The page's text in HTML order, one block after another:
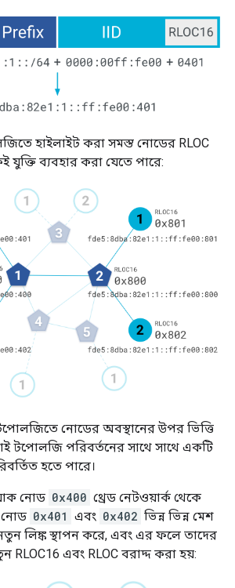
হাইলাইট করা সমস্ত নোডের RLOC
যুক্তি ব্যবহার করা যেতে পারে:
নোডের অবস্থানের উপর ভিত্তি
টপোলজি পরিবর্তনের সাথে সাথে একটি
হতে পারে।
নোড 0x400 থ্রেড নেটওয়ার্ক থেকে
নোড 0x401 এবং 0x402 ভিন্ন ভিন্ন মেশ
লিঙ্ক স্থাপন করে, এবং এর ফলে তাদের
RLOC16 এবং RLOC বরাদ্দ করা হয়: